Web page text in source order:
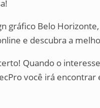
gráfico Belo
e descubra a
Quando o
você irá